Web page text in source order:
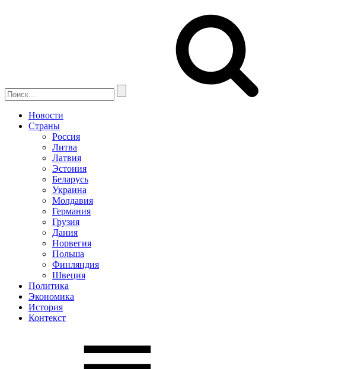
Новости
Страны
Россия
Литва
Латвия
Эстония
Беларусь
Украина
Молдавия
Германия
Грузия
Дания
Норвегия
Польша
Финляндия
Швеция
Политика
Экономика
История
Контекст